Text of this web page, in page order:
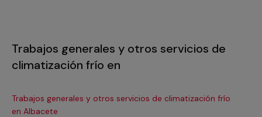
Trabajos generales y otros servicios de
climatización frío en
Trabajos generales y otros servicios de climatización frío
en Albacete